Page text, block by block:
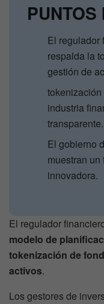
PUNTOS
El regulador
respalda la
gestión de
industria
transparente.
El gobierno
muestran
innovadora.
El regulador
modelo de
tokenización de
activos.
Los gestores de